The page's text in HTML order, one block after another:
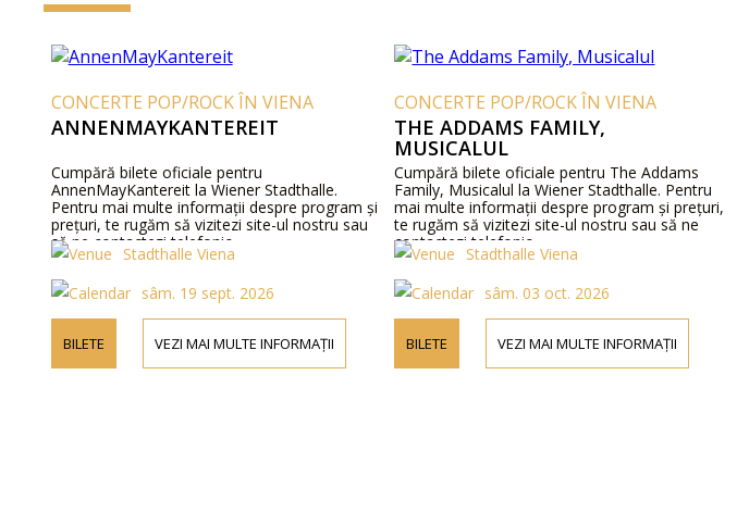
CONCERTE POP/ROCK ÎN VIENA
ANNENMAYKANTEREIT
Cumpără bilete oficiale pentru
AnnenMayKantereit la Wiener Stadthalle.
Pentru mai multe informații despre program și
prețuri, te rugăm să vizitezi site-ul nostru sau
să ne contactezi telefonic.
Stadthalle Viena
sâm. 19 sept. 2026
BILETE VEZI MAI MULTE INFORMAȚII
CONCERTE POP/ROCK ÎN VIENA
THE ADDAMS FAMILY,
MUSICALUL
Cumpără bilete oficiale pentru The Addams
Family, Musicalul la Wiener Stadthalle. Pentru
mai multe informații despre program și prețuri,
te rugăm să vizitezi site-ul nostru sau să ne
contactezi telefonic.
Stadthalle Viena
sâm. 03 oct. 2026
BILETE VEZI MAI MULTE INFORMAȚII